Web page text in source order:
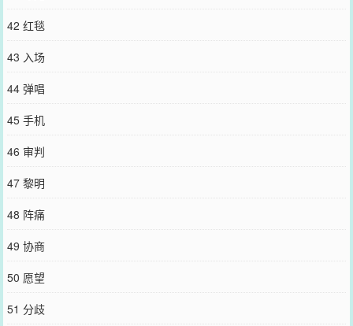
42 红毯
43 入场
44 弹唱
45 手机
46 审判
47 黎明
48 阵痛
49 协商
50 愿望
51 分歧